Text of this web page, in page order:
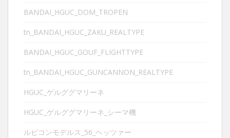
BANDAI_HGUC_DOM_TROPEN
tn_BANDAI_HGUC_ZAKU_REALTYPE
BANDAI_HGUC_GOUF_FLIGHTTYPE
tn_BANDAI_HGUC_GUNCANNON_REALTYPE
HGUC_ゲルググマリーネ
HGUC_ゲルググマリーネ_シーマ機
ルビコンモデルス_56_ヘッツァー